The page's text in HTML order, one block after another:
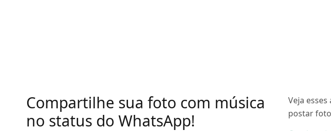
Compartilhe sua foto com música
no status do WhatsApp!
Veja
postar